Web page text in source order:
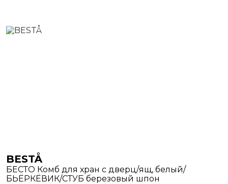
BESTÅ
БЕСТО Комб для хран с дверц/ящ, белый/
БЬЁРКЁВИК/СТУБ березовый шпон